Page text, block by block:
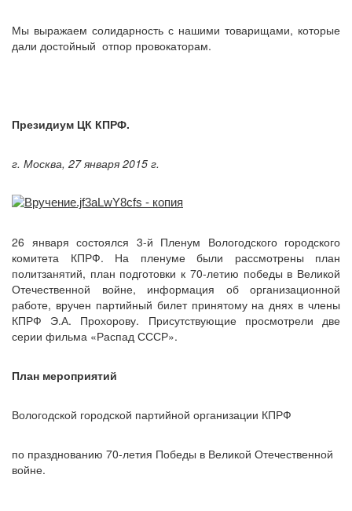
Мы выражаем солидарность с нашими товарищами, которые
дали достойный отпор провокаторам.
Президиум ЦК КПРФ.
г. Москва, 27 января 2015 г.
26 января состоялся 3-й Пленум Вологодского городского
комитета КПРФ. На пленуме были рассмотрены план
политзанятий, план подготовки к 70-летию победы в Великой
Отечественной войне, информация об организационной
работе, вручен партийный билет принятому на днях в члены
КПРФ Э.А. Прохорову. Присутствующие просмотрели две
серии фильма «Распад СССР».
План мероприятий
Вологодской городской партийной организации КПРФ
по празднованию 70-летия Победы в Великой Отечественной
войне.